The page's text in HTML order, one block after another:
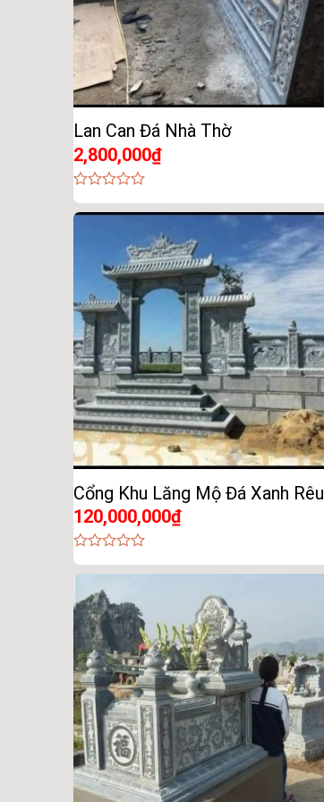
Lan Can Đá Nhà Thờ
2,800,000₫
0
out
Cổng Khu Lăng Mộ Đá Xanh Rêu
120,000,000₫
0
out
5